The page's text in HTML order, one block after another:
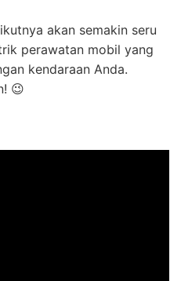
akan semakin seru
perawatan mobil yang
kendaraan Anda.
😉